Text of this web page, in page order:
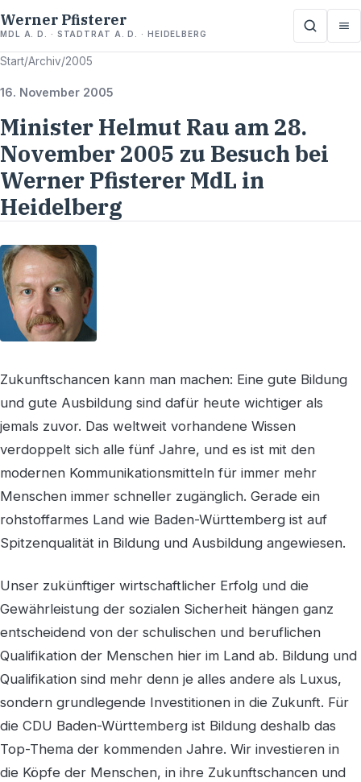
Werner Pfisterer
MDL A. D. · STADTRAT A. D. · HEIDELBERG
Start/Archiv/2005
16. November 2005
Minister Helmut Rau am 28.
November 2005 zu Besuch bei
Werner Pfisterer MdL in
Heidelberg
Zukunftschancen kann man machen: Eine gute Bildung
und gute Ausbildung sind dafür heute wichtiger als
jemals zuvor. Das weltweit vorhandene Wissen
verdoppelt sich alle fünf Jahre, und es ist mit den
modernen Kommunikationsmitteln für immer mehr
Menschen immer schneller zugänglich. Gerade ein
rohstoffarmes Land wie Baden-Württemberg ist auf
Spitzenqualität in Bildung und Ausbildung angewiesen.
Unser zukünftiger wirtschaftlicher Erfolg und die
Gewährleistung der sozialen Sicherheit hängen ganz
entscheidend von der schulischen und beruflichen
Qualifikation der Menschen hier im Land ab. Bildung und
Qualifikation sind mehr denn je alles andere als Luxus,
sondern grundlegende Investitionen in die Zukunft. Für
die CDU Baden-Württemberg ist Bildung deshalb das
Top-Thema der kommenden Jahre. Wir investieren in
die Köpfe der Menschen, in ihre Zukunftschancen und